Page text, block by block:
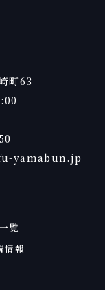
町63
yamabun.jp
覧
情報